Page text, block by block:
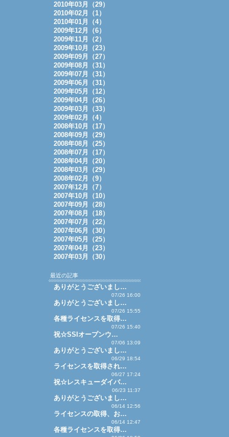
2010年03月（29）
2010年02月（1）
2010年01月（4）
2009年12月（6）
2009年11月（2）
2009年10月（23）
2009年09月（27）
2009年08月（31）
2009年07月（31）
2009年06月（31）
2009年05月（12）
2009年04月（26）
2009年03月（33）
2009年02月（4）
2008年10月（17）
2008年09月（29）
2008年08月（25）
2008年07月（17）
2008年04月（20）
2008年03月（29）
2008年02月（9）
2007年12月（7）
2007年10月（10）
2007年09月（28）
2007年08月（18）
2007年07月（22）
2007年06月（30）
2007年05月（25）
2007年04月（23）
2007年03月（30）
最近の記事
ありがとうございまし…
07/26 16:00
ありがとうございまし…
07/26 15:55
各種ライセンスを取得…
07/26 15:40
祝☆SSIオープンウ…
07/06 13:09
ありがとうございまし…
06/29 18:54
ライセンスを取得され…
06/27 17:24
祝☆レスキューダイバ…
06/23 11:37
ありがとうございまし…
06/14 12:56
ライセンスの取得、お…
06/14 12:47
各種ライセンスを取得…